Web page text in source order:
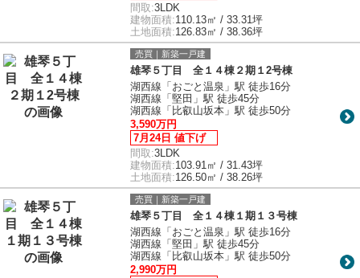
間取:3LDK
建物面積:110.13㎡ / 33.31坪
土地面積:126.83㎡ / 38.36坪
売買｜新築一戸建
雄琴５丁目 全１４棟２期１2号棟
湖西線「おごと温泉」駅 徒歩16分
湖西線「堅田」駅 徒歩45分
湖西線「比叡山坂本」駅 徒歩50分
3,590万円
7月24日 値下げ
間取:3LDK
建物面積:103.91㎡ / 31.43坪
土地面積:126.50㎡ / 38.26坪
売買｜新築一戸建
雄琴５丁目 全１４棟１期１３号棟
湖西線「おごと温泉」駅 徒歩16分
湖西線「堅田」駅 徒歩45分
湖西線「比叡山坂本」駅 徒歩50分
2,990万円